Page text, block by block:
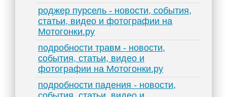
роджер пурсель - новости, события,
статьи, видео и фотографии на
Мотогонки.ру
подробности травм - новости,
события, статьи, видео и
фотографии на Мотогонки.ру
подробности падения - новости,